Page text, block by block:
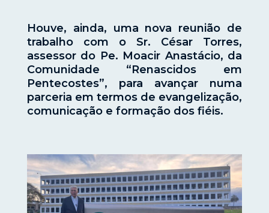
Houve, ainda, uma nova reunião de
trabalho com o Sr. César Torres,
assessor do Pe. Moacir Anastácio, da
Comunidade “Renascidos em
Pentecostes”, para avançar numa
parceria em termos de evangelização,
comunicação e formação dos fiéis.